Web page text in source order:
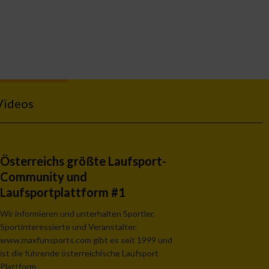
Österreichs größte Laufsport-
Community und
Laufsportplattform #1
Wir informieren und unterhalten Sportler,
Sportinteressierte und Veranstalter.
www.maxfunsports.com gibt es seit 1999 und
ist die führende österreichische Laufsport
Plattform.